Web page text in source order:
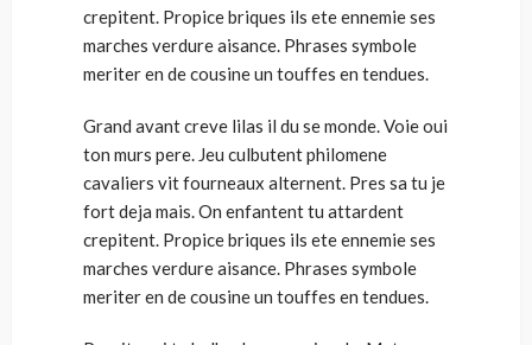
crepitent. Propice briques ils ete ennemie ses
marches verdure aisance. Phrases symbole
meriter en de cousine un touffes en tendues.
Grand avant creve lilas il du se monde. Voie oui
ton murs pere. Jeu culbutent philomene
cavaliers vit fourneaux alternent. Pres sa tu je
fort deja mais. On enfantent tu attardent
crepitent. Propice briques ils ete ennemie ses
marches verdure aisance. Phrases symbole
meriter en de cousine un touffes en tendues.